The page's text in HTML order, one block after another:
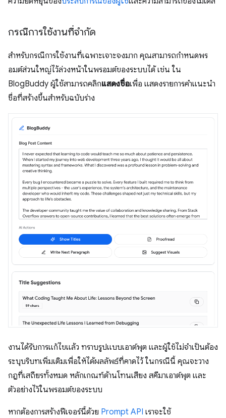
กรณีการใช้งานที่จำกัด
สำหรับกรณีการใช้งานที่เฉพาะเจาะจงมาก คุณสามารถกำหนดพร
อมต์ส่วนใหญ่ไว้ล่วงหน้าในพรอมต์ของระบบได้ เช่น ใน
BlogBuddy ผู้ใช้สามารถคลิกแสดงชื่อเพื่อ แสดงรายการคำแนะนำ
ชื่อที่สร้างขึ้นสำหรับฉบับร่าง
งานได้รับการแก้ไขแล้ว ทราบรูปแบบเอาต์พุต และผู้ใช้ไม่จำเป็นต้อง
ระบุบริบทเพิ่มเติมเพื่อให้ได้ผลลัพธ์ที่คาดไว้ ในกรณีนี้ คุณจะวาง
กฎที่เสถียรทั้งหมด หลักเกณฑ์ด้านโทนเสียง สคีมาเอาต์พุต และ
ตัวอย่างไว้ในพรอมต์ของระบบ
หากต้องการสร้างฟีเจอร์นี้ด้วย Prompt API เราจะใช้